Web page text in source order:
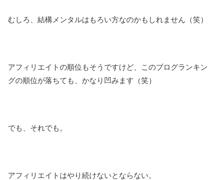
むしろ、結構メンタルはもろい方なのかもしれません（笑）
アフィリエイトの順位もそうですけど、このブログランキン
グの順位が落ちても、かなり凹みます（笑）
でも、それでも。
アフィリエイトはやり続けないとならない。